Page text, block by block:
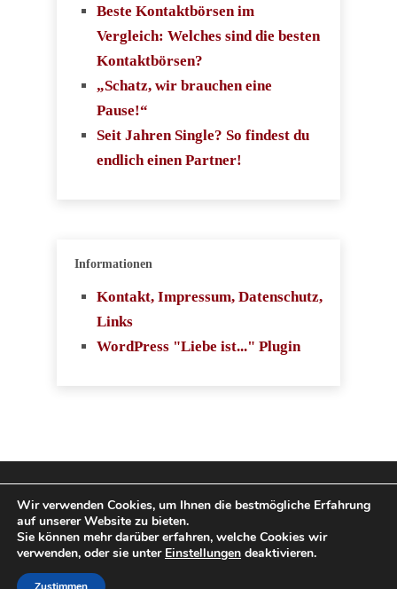
Beste Kontaktbörsen im
Vergleich: Welches sind die besten
Kontaktbörsen?
„Schatz, wir brauchen eine
Pause!“
Seit Jahren Single? So findest du
endlich einen Partner!
Informationen
Kontakt, Impressum, Datenschutz,
Links
WordPress "Liebe ist..." Plugin
Copyright 2009-2026
SingleboerseVergleich.com. Alle Rechte
vorbehalten.
Wir verwenden Cookies, um Ihnen die bestmögliche Erfahrung
auf unserer Website zu bieten.
Sie können mehr darüber erfahren, welche Cookies wir
verwenden, oder sie unter Einstellungen deaktivieren.